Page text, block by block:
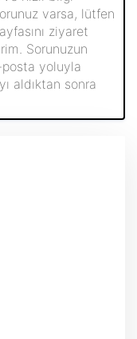
varsa, lütfen
ziyaret
Sorunuzun
posta yoluyla
aldıktan sonra